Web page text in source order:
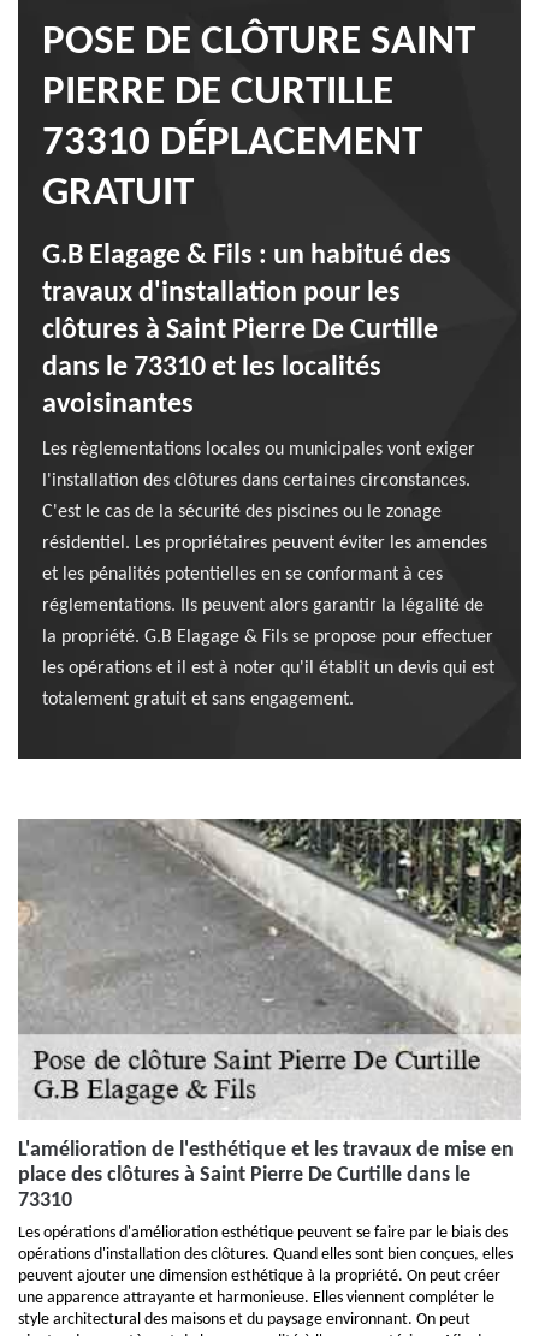
POSE DE CLÔTURE SAINT
PIERRE DE CURTILLE
73310 DÉPLACEMENT
GRATUIT
G.B Elagage & Fils : un habitué des
travaux d'installation pour les
clôtures à Saint Pierre De Curtille
dans le 73310 et les localités
avoisinantes
Les règlementations locales ou municipales vont exiger
l'installation des clôtures dans certaines circonstances.
C'est le cas de la sécurité des piscines ou le zonage
résidentiel. Les propriétaires peuvent éviter les amendes
et les pénalités potentielles en se conformant à ces
réglementations. Ils peuvent alors garantir la légalité de
la propriété. G.B Elagage & Fils se propose pour effectuer
les opérations et il est à noter qu'il établit un devis qui est
totalement gratuit et sans engagement.
L'amélioration de l'esthétique et les travaux de mise en
place des clôtures à Saint Pierre De Curtille dans le
73310
Les opérations d'amélioration esthétique peuvent se faire par le biais des
opérations d'installation des clôtures. Quand elles sont bien conçues, elles
peuvent ajouter une dimension esthétique à la propriété. On peut créer
une apparence attrayante et harmonieuse. Elles viennent compléter le
style architectural des maisons et du paysage environnant. On peut